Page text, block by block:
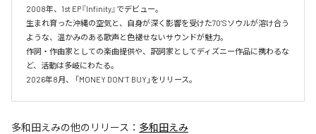
2008年、1st EP『Infinity』でデビュー。
生まれ育った沖縄の空気と、自身が深く影響を受けた70’Sソウルが溶け合う
ような、温かみのある歌声と色褪せないサウンドが魅力。
作詞・作曲家としての楽曲提供や、訳詞家としてディズニー作品に携わるな
ど、活動は多岐にわたる。
2026年8月、 「MONEY DON’T BUY」をリリース。
多和田えみの他のリリース： 多和田えみ